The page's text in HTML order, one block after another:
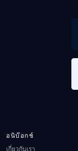
อนิบ๊อกช์
เกี่ยวกับเรา